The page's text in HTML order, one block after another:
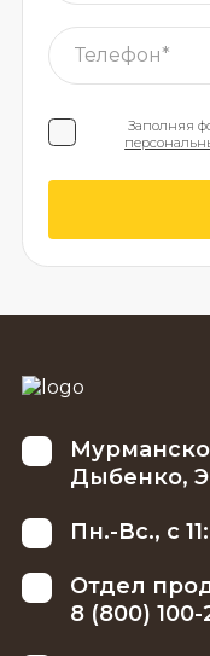
Заполняя
Дыбенко,
Пн.-Вс., с
Отдел
8 (800) 100-